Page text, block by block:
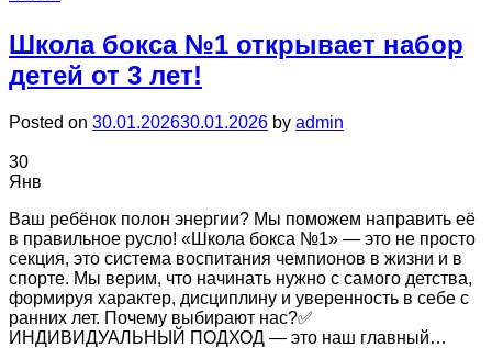
Школа бокса №1 открывает набор
детей от 3 лет!
Posted on 30.01.202630.01.2026 by admin
30
Янв
Ваш ребёнок полон энергии? Мы поможем направить её
в правильное русло! «Школа бокса №1» — это не просто
секция, это система воспитания чемпионов в жизни и в
спорте. Мы верим, что начинать нужно с самого детства,
формируя характер, дисциплину и уверенность в себе с
ранних лет. Почему выбирают нас?✅
ИНДИВИДУАЛЬНЫЙ ПОДХОД — это наш главный…